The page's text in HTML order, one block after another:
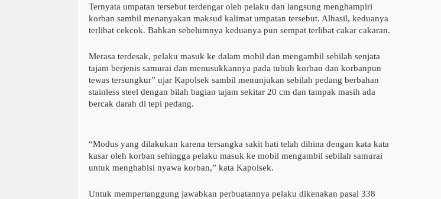
Ternyata umpatan tersebut terdengar oleh pelaku dan langsung menghampiri
korban sambil menanyakan maksud kalimat umpatan tersebut. Alhasil, keduanya
terlibat cekcok. Bahkan sebelumnya keduanya pun sempat terlibat cakar cakaran.
Merasa terdesak, pelaku masuk ke dalam mobil dan mengambil sebilah senjata
tajam berjenis samurai dan menusukkannya pada tubuh korban dan korbanpun
tewas tersungkur” ujar Kapolsek sambil menunjukan sebilah pedang berbahan
stainless steel dengan bilah bagian tajam sekitar 20 cm dan tampak masih ada
bercak darah di tepi pedang.
“Modus yang dilakukan karena tersangka sakit hati telah dihina dengan kata kata
kasar oleh korban sehingga pelaku masuk ke mobil mengambil sebilah samurai
untuk menghabisi nyawa korban,” kata Kapolsek.
Untuk mempertanggung jawabkan perbuatannya pelaku dikenakan pasal 338